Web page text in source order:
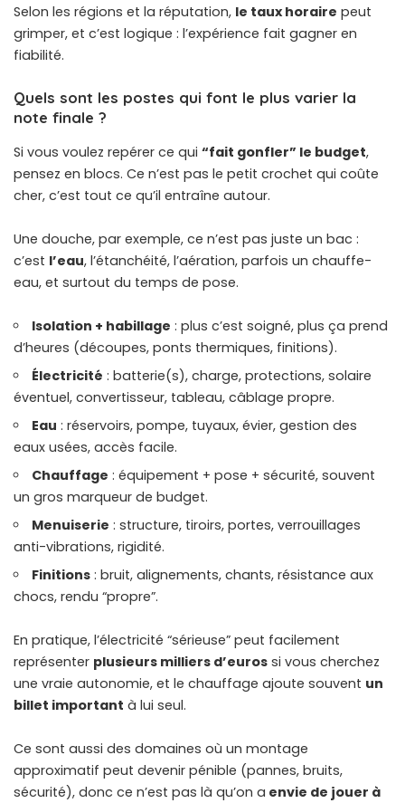
Selon les régions et la réputation, le taux horaire peut
grimper, et c’est logique : l’expérience fait gagner en
fiabilité.
Quels sont les postes qui font le plus varier la
note finale ?
Si vous voulez repérer ce qui “fait gonfler” le budget,
pensez en blocs. Ce n’est pas le petit crochet qui coûte
cher, c’est tout ce qu’il entraîne autour.
Une douche, par exemple, ce n’est pas juste un bac :
c’est l’eau, l’étanchéité, l’aération, parfois un chauffe-
eau, et surtout du temps de pose.
Isolation + habillage : plus c’est soigné, plus ça prend
d’heures (découpes, ponts thermiques, finitions).
Électricité : batterie(s), charge, protections, solaire
éventuel, convertisseur, tableau, câblage propre.
Eau : réservoirs, pompe, tuyaux, évier, gestion des
eaux usées, accès facile.
Chauffage : équipement + pose + sécurité, souvent
un gros marqueur de budget.
Menuiserie : structure, tiroirs, portes, verrouillages
anti-vibrations, rigidité.
Finitions : bruit, alignements, chants, résistance aux
chocs, rendu “propre”.
En pratique, l’électricité “sérieuse” peut facilement
représenter plusieurs milliers d’euros si vous cherchez
une vraie autonomie, et le chauffage ajoute souvent un
billet important à lui seul.
Ce sont aussi des domaines où un montage
approximatif peut devenir pénible (pannes, bruits,
sécurité), donc ce n’est pas là qu’on a envie de jouer à